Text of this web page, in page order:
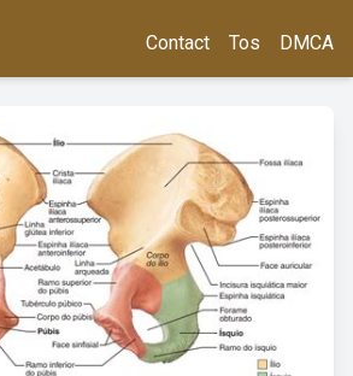
Contact Tos DMCA